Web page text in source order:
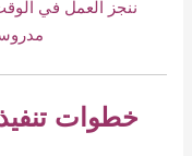
ننجز العمل في
خطوات